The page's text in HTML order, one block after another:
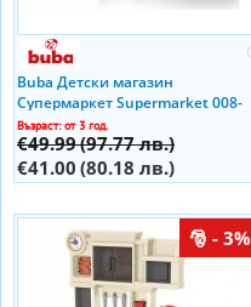
Buba Детски магазин
Супермаркет Supermarket 008-
85/fs819
Възраст: от 3 год.
€49.99(97.77 лв.)
€41.00 (80.18 лв.)
- 3%